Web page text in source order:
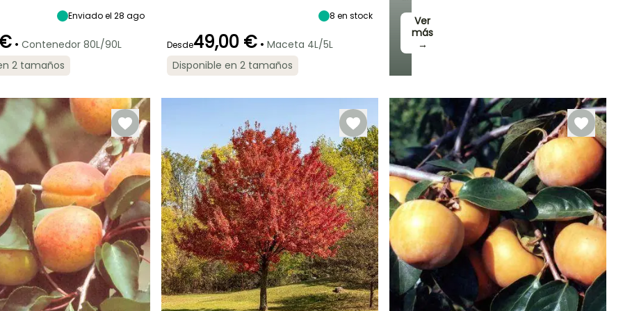
Ver
más
→
Semisombra
Periodo de
Marzo a Mayo,
Septiembre a
Noviembre
Enviado el 28 ago
• Contenedor 80L/90L
2 tamaños
Semisombra
Periodo de floración
Marzo a Abril
Periodo de
Septiembre a
Noviembre
8 en stock
Desde49,00 € • Maceta 4L/5L
Disponible en 2 tamaños